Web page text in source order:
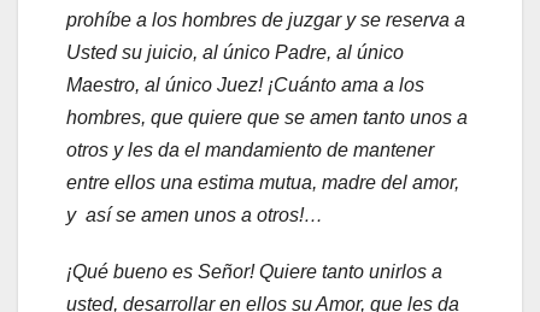
prohíbe a los hombres de juzgar y se reserva a
Usted su juicio, al único Padre, al único
Maestro, al único Juez! ¡Cuánto ama a los
hombres, que quiere que se amen tanto unos a
otros y les da el mandamiento de mantener
entre ellos una estima mutua, madre del amor,
y así se amen unos a otros!…
¡Qué bueno es Señor! Quiere tanto unirlos a
usted, desarrollar en ellos su Amor, que les da